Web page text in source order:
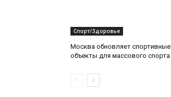
Спорт/Здоровье
Москва обновляет спортивные
объекты для массового спорта